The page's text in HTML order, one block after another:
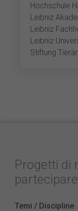
Hochschule
Leibniz
Leibniz
Leibniz
Stiftung
Progetti di
partecipare
Temi / Discipline